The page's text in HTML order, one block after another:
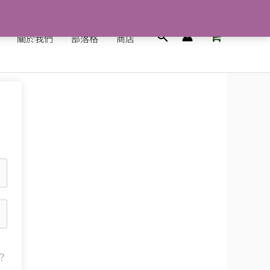
關於我們 部落格 商店
搜